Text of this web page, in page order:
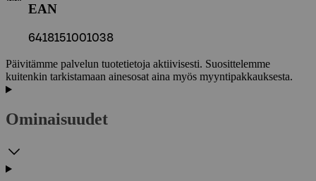
EAN
6418151001038
Päivitämme palvelun tuotetietoja aktiivisesti. Suosittelemme
kuitenkin tarkistamaan ainesosat aina myös myyntipakkauksesta.
Ominaisuudet